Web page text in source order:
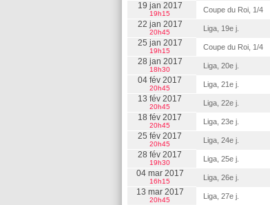
19 jan 2017
19h15 Coupe du Roi, 1/4
22 jan 2017
20h45 Liga, 19e j.
25 jan 2017
19h15 Coupe du Roi, 1/4
28 jan 2017
18h30 Liga, 20e j.
04 fév 2017
20h45 Liga, 21e j.
13 fév 2017
20h45 Liga, 22e j.
18 fév 2017
20h45 Liga, 23e j.
25 fév 2017
20h45 Liga, 24e j.
28 fév 2017
19h30 Liga, 25e j.
04 mar 2017
16h15 Liga, 26e j.
13 mar 2017
20h45 Liga, 27e j.